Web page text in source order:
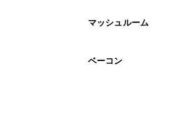
マッシュルーム
ベーコン